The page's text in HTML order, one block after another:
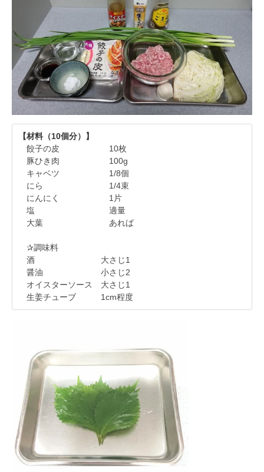
【材料（10個分）】
餃子の皮 10枚
豚ひき肉 100g
キャベツ 1/8個
にら 1/4束
にんにく 1片
塩 適量
大葉 あれば
✰調味料
酒 大さじ1
醤油 小さじ2
オイスターソース 大さじ1
生姜チューブ 1cm程度